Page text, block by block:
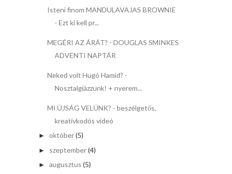
Isteni finom MANDULAVAJAS BROWNIE
- Ezt ki kell pr...
MEGÉRI AZ ÁRÁT? - DOUGLAS SMINKES
ADVENTI NAPTÁR
Neked volt Hugó Hamid? -
Nosztalgiázzunk! + nyerem...
MI ÚJSÁG VELÜNK? - beszélgetős,
kreatívkodós videó
► október(5)
► szeptember(4)
► augusztus (5)